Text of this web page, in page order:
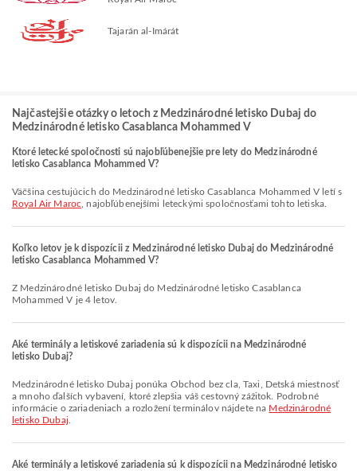
Tajarán al-Imárát
Najčastejšie otázky o letoch z Medzinárodné letisko Dubaj do
Medzinárodné letisko Casablanca Mohammed V
Ktoré letecké spoločnosti sú najobľúbenejšie pre lety do Medzinárodné
letisko Casablanca Mohammed V?
Väčšina cestujúcich do Medzinárodné letisko Casablanca Mohammed V letí s
Royal Air Maroc , najobľúbenejšími leteckými spoločnosťami tohto letiska.
Koľko letov je k dispozícii z Medzinárodné letisko Dubaj do Medzinárodné
letisko Casablanca Mohammed V?
Z Medzinárodné letisko Dubaj do Medzinárodné letisko Casablanca
Mohammed V je 4 letov.
Aké terminály a letiskové zariadenia sú k dispozícii na Medzinárodné
letisko Dubaj?
Medzinárodné letisko Dubaj ponúka Obchod bez cla, Taxi, Detská miestnosť
a mnoho ďalších vybavení, ktoré zlepšia váš cestovný zážitok. Podrobné
informácie o zariadeniach a rozložení terminálov nájdete na Medzinárodné
letisko Dubaj
Aké terminály a letiskové zariadenia sú k dispozícii na Medzinárodné letisko